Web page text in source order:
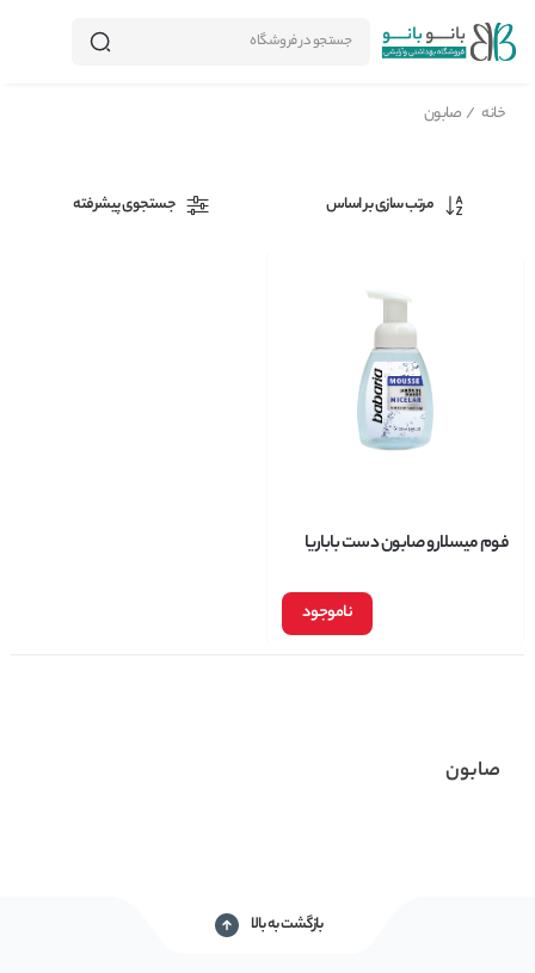
جستجو در فروشگاه
خانه / صابون
مرتب سازی بر اساس جستجوی پیشرفته
فوم میسلار و صابون دست باباریا
ناموجود
صابون
بازگشت به بالا